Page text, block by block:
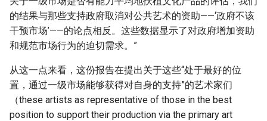
的结果与那些支持政府取消对公共艺术的资助——‘政府不该
干预市场’——的论点相反。这些数据显示了对政府增加资助
和规范市场行为的迫切需求。”
从这一点来看，这份报告在提出关于这些“处于最好的位
置，通过一级市场能够获得对自身的支持”的艺术家们
（these artists as representative of those in the best
position to support their production via the primary art